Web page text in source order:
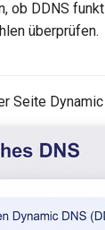
ob DDNS
überprüfen.
Seite